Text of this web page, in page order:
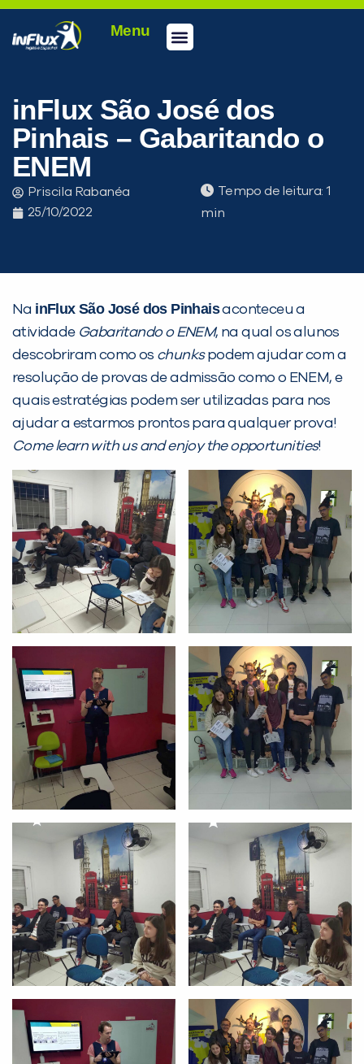
Menu
inFlux São José dos
Pinhais – Gabaritando o
ENEM
Priscila Rabanéa
25/10/2022
Tempo de leitura:
Na inFlux São José dos Pinhaisaconteceu a
atividade Gabaritando o ENEM, na qual os alunos
descobriram como os chunkspodem ajudar com a
resolução de provas de admissão como o ENEM, e
quais estratégias podem ser utilizadas para nos
ajudar a estarmos prontos para qualquer prova!
Come learn with us and enjoy the opportunities!
Desculpe!
Não encontramos nenhuma unidade
inFlux nesta cidade ou bairro que
você digitou.
Preencha com seus dados abaixo e
já vamos te colocar em contato
com a:
Você é aluno inFlux?
Sim Não
VOLTAR